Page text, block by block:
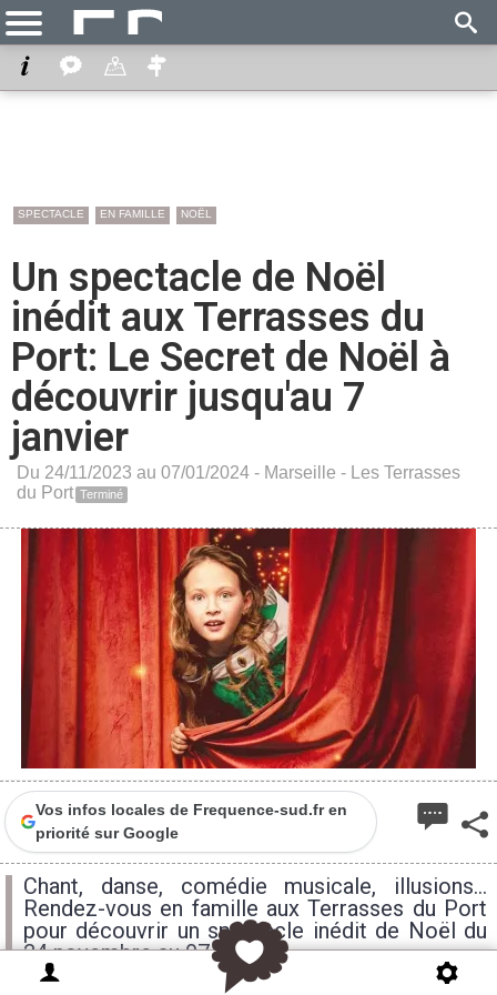
SPECTACLE EN FAMILLE NOËL
Un spectacle de Noël
inédit aux Terrasses du
Port: Le Secret de Noël à
découvrir jusqu'au 7
janvier
Du 24/11/2023 au 07/01/2024 - Marseille -
Les Terrasses
du Port Terminé
Vos infos locales de Frequence-sud.fr en
priorité sur Google
Chant, danse, comédie musicale, illusions...
Rendez-vous en famille aux Terrasses du Port
pour découvrir un spectacle inédit de Noël du
24 novembre au 07 janvier.